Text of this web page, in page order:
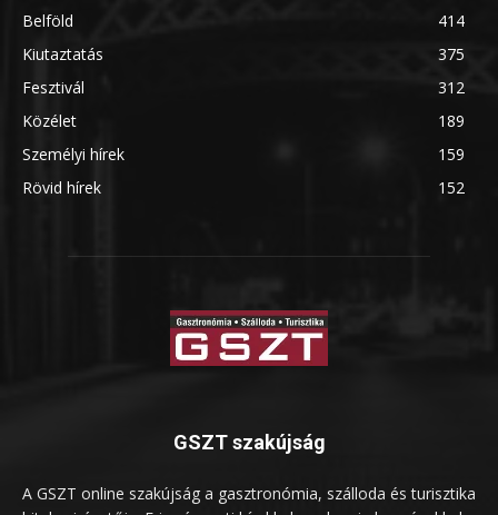
Belföld
414
Kiutaztatás
375
Fesztivál
312
Közélet
189
Személyi hírek
159
Rövid hírek
152
GSZT szakújság
A GSZT online szakújság a gasztronómia, szálloda és turisztika